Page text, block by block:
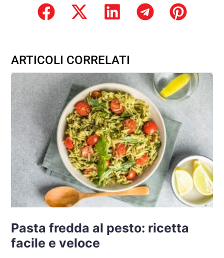
ARTICOLI CORRELATI
Pasta fredda al pesto: ricetta
facile e veloce